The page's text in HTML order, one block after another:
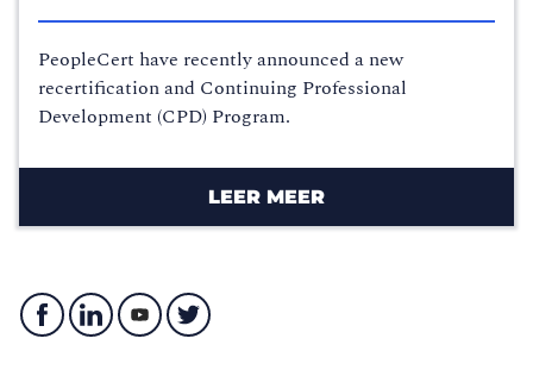
PeopleCert have recently announced a new
recertification and Continuing Professional
Development (CPD) Program.
LEER MEER